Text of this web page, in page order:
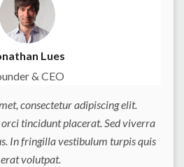
Lues
& CEO
consectetur adipiscing elit.
tincidunt placerat. Sed viverra
In fringilla vestibulum turpis quis
volutpat.